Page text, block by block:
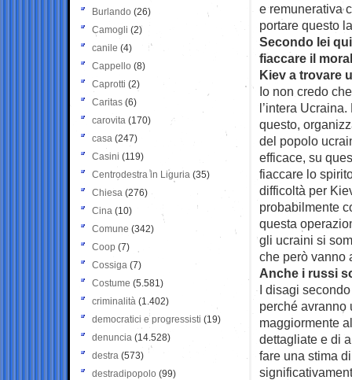
e remunerativa
portare questo
Secondo lei
fiaccare il
Kiev a trovare
Io non credo
l’intera
questo,
del popolo
efficace, su
fiaccare lo
difficoltà per
probabilmente
questa
gli ucraini si
che però vanno
Anche i russi
I disagi
perché avranno
maggiormente
dettagliate e di
fare una stima
Burlando (26)
Camogli (2)
canile (4)
Cappello (8)
Caprotti (2)
Caritas (6)
carovita (170)
casa (247)
Casini (119)
Centrodestra in Liguria (35)
Chiesa (276)
Cina (10)
Comune (342)
Coop (7)
Cossiga (7)
Costume (5.581)
criminalità (1.402)
democratici e progressisti (19)
denuncia (14.528)
destra (573)
destradipopolo (99)